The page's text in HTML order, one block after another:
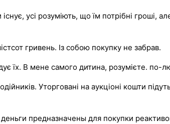
усі розуміють, що їм потрібні гроші,
гривень. Із собою покупку не забрав.
їх. В мене самого дитина, розумієте. по-
Уторговані на аукціоні кошти
деньги предназначены для покупки